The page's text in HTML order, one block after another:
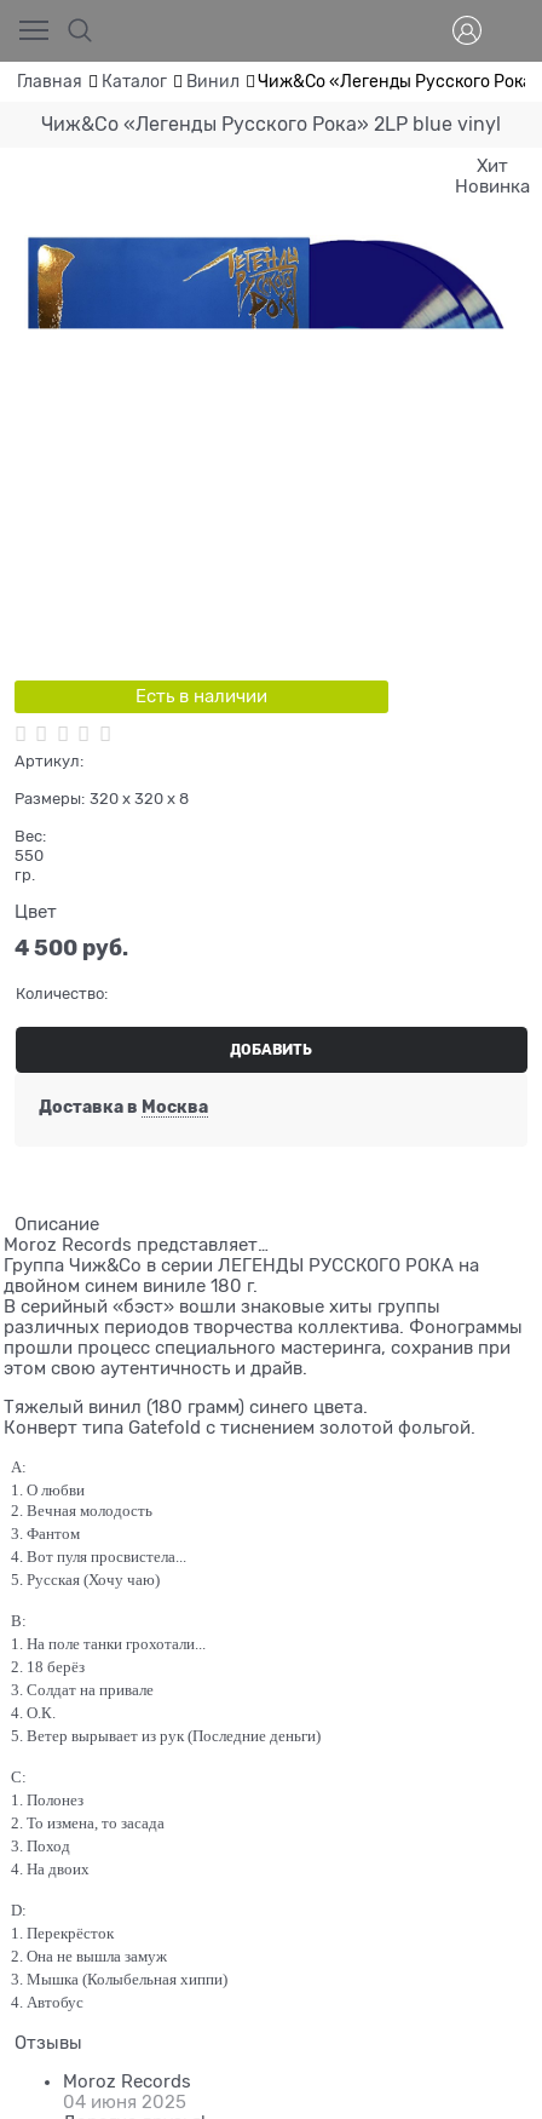
Главная Каталог Винил Чиж&Co «Легенды Русского
Чиж&Co «Легенды Русского Рока» 2LP blue vinyl
Хит
Новинка
Есть в наличии
Артикул:
Размеры: 320 x 320 x 8
Вес:
550
гр.
Цвет
4 500 руб.
Количество:
ДОБАВИТЬ
Доставка в Москва
Описание
Moroz Records представляет…
Группа Чиж&Co в серии ЛЕГЕНДЫ РУССКОГО РОКА на
двойном синем виниле 180 г.
В серийный «бэст» вошли знаковые хиты группы
различных периодов творчества коллектива. Фонограммы
прошли процесс специального мастеринга, сохранив при
этом свою аутентичность и драйв.
Тяжелый винил (180 грамм) синего цвета.
Конверт типа Gatefold с тиснением золотой фольгой.
A:
1. О любви
2. Вечная молодость
3. Фантом
4. Вот пуля просвистела...
5. Русская (Хочу чаю)
B:
1. На поле танки грохотали...
2. 18 берёз
3. Солдат на привале
4. О.К.
5. Ветер вырывает из рук (Последние деньги)
C:
1. Полонез
2. То измена, то засада
3. Поход
4. На двоих
D:
1. Перекрёсток
2. Она не вышла замуж
3. Мышка (Колыбельная хиппи)
4. Автобус
Отзывы
Moroz Records
04 июня 2025